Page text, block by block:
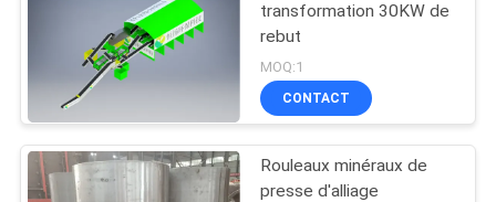
transformation 30KW de
rebut
MOQ:1
CONTACT
Rouleaux minéraux de
presse d'alliage